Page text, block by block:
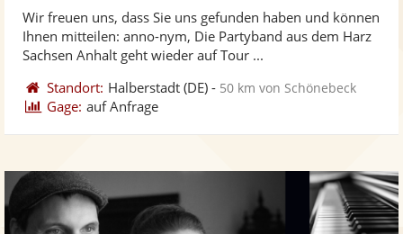
Fotos
5
Wir freuen uns, dass Sie uns gefunden haben und können
Ihnen mitteilen: anno-nym, Die Partyband aus dem Harz
Sachsen Anhalt geht wieder auf Tour ...
Standort: Halberstadt (DE) - 50 km von Schönebeck
Gage: auf Anfrage